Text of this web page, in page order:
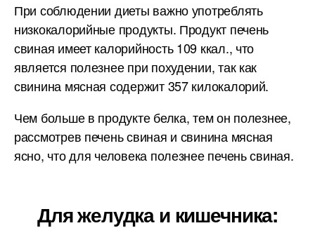
При соблюдении диеты важно употреблять
низкокалорийные продукты. Продукт печень
свиная имеет калорийность 109 ккал., что
является полезнее при похудении, так как
свинина мясная содержит 357 килокалорий.
Чем больше в продукте белка, тем он полезнее,
рассмотрев печень свиная и свинина мясная
ясно, что для человека полезнее печень свиная.
Для желудка и кишечника: